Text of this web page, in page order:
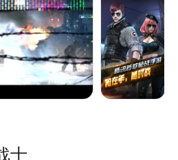
突击》，体验枪战快感，愉
：1、百度贴吧——“全民突击
全民突击”部落；3、全民
了解更多资讯。
士